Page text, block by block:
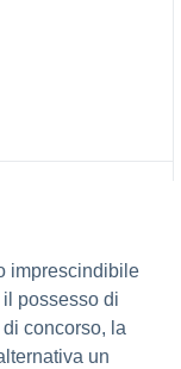
imprescindibile
possesso di
concorso, la
un